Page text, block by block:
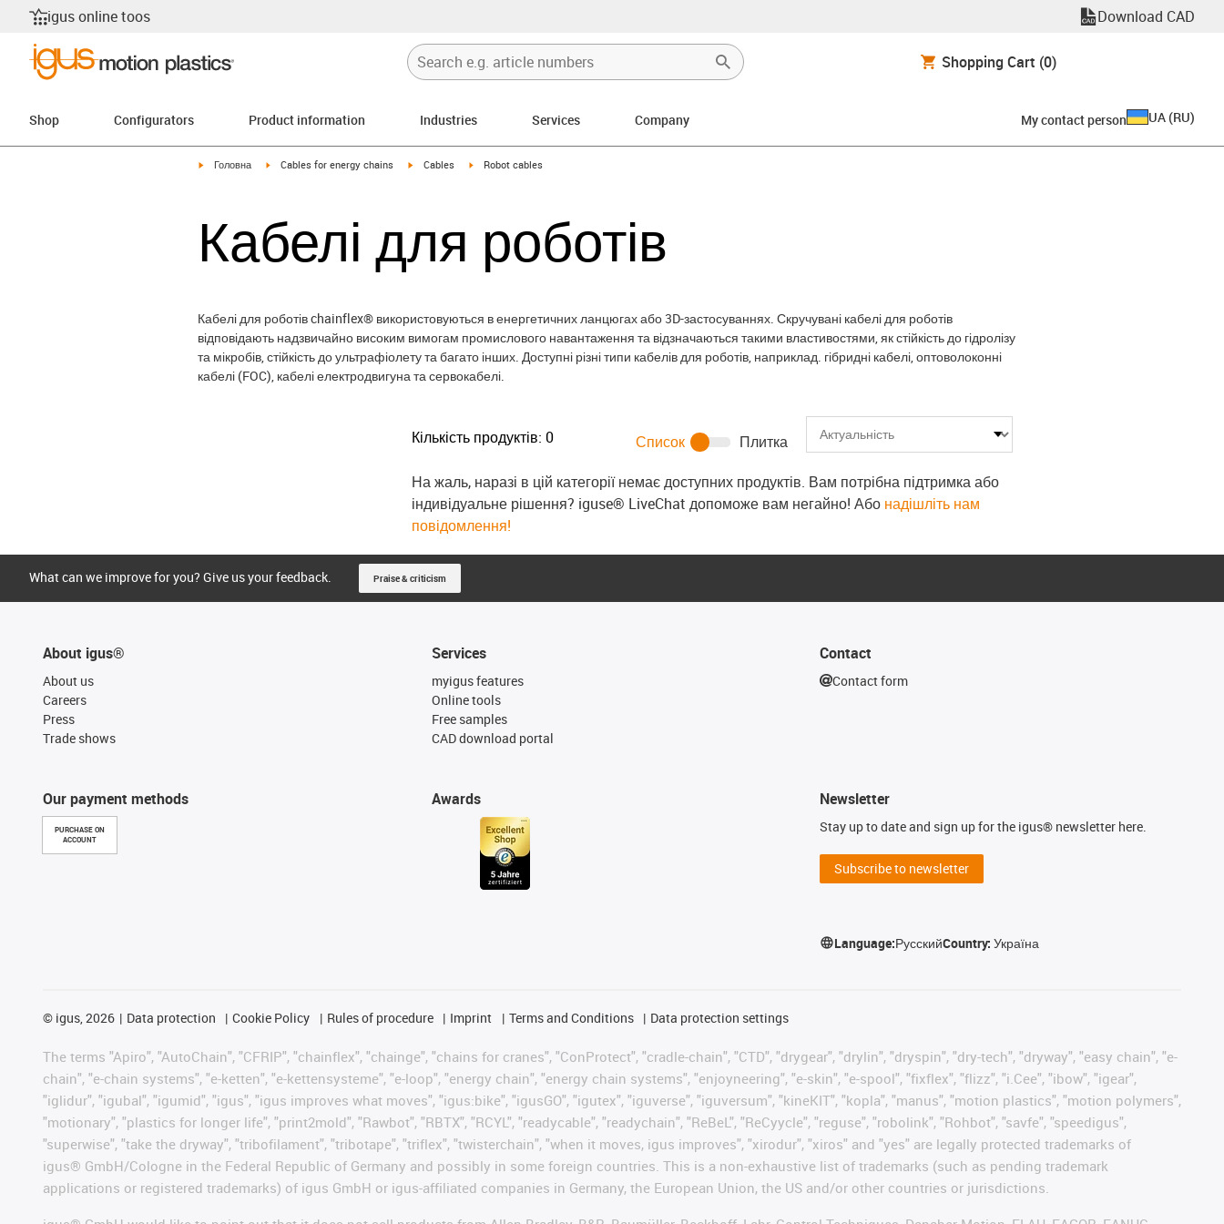
igus online toos Download CAD
Shopping Cart (0)
Shop Configurators Product information Industries Services Company My contact person UA (RU)
igus-icon-arrow-right
Головна igus-icon-arrow-right
Cables for energy chains igus-icon-arrow-right
Cables igus-icon-arrow-right
Robot cables
Кабелі для роботів
Кабелі для роботів chainflex® використовуються в енергетичних ланцюгах або 3D-застосуваннях. Скручувані кабелі для роботів
відповідають надзвичайно високим вимогам промислового навантаження та відзначаються такими властивостями, як стійкість до гідролізу
та мікробів, стійкість до ультрафіолету та багато інших. Доступні різні типи кабелів для роботів, наприклад. гібридні кабелі, оптоволоконні
кабелі (FOC), кабелі електродвигуна та сервокабелі.
Кількість продуктів: 0 Список
Плитка
На жаль, наразі в цій категорії немає доступних продуктів. Вам потрібна підтримка або
індивідуальне рішення? iguse® LiveChat допоможе вам негайно! Або надішліть нам
повідомлення!
What can we improve for you? Give us your feedback. Praise & criticism
About igus®
About us
Careers
Press
Trade shows
Our payment methods
PURCHASE ON
ACCOUNT
Services
myigus features
Online tools
Free samples
CAD download portal
Awards
Contact
Contact form
Newsletter
Stay up to date and sign up for the igus® newsletter here.
Subscribe to newsletter
Language:РусскийCountry:Україна
© igus, 2026 Data protection Cookie Policy Rules of procedure Imprint Terms and Conditions Data protection settings
The terms "Apiro", "AutoChain", "CFRIP", "chainflex", "chainge", "chains for cranes", "ConProtect", "cradle-chain", "CTD", "drygear", "drylin", "dryspin", "dry-tech", "dryway", "easy chain", "e-
chain", "e-chain systems", "e-ketten", "e-kettensysteme", "e-loop", "energy chain", "energy chain systems", "enjoyneering", "e-skin", "e-spool", "fixflex", "flizz", "i.Cee", "ibow", "igear",
"iglidur", "igubal", "igumid", "igus", "igus improves what moves", "igus:bike", "igusGO", "igutex", "iguverse", "iguversum", "kineKIT", "kopla", "manus", "motion plastics", "motion polymers",
"motionary", "plastics for longer life", "print2mold", "Rawbot", "RBTX", "RCYL", "readycable", "readychain", "ReBeL", "ReCyycle", "reguse", "robolink", "Rohbot", "savfe", "speedigus",
"superwise", "take the dryway", "tribofilament", "tribotape", "triflex", "twisterchain", "when it moves, igus improves", "xirodur", "xiros" and "yes" are legally protected trademarks of
igus® GmbH/Cologne in the Federal Republic of Germany and possibly in some foreign countries. This is a non-exhaustive list of trademarks (such as pending trademark
applications or registered trademarks) of igus GmbH or igus-affiliated companies in Germany, the European Union, the US and/or other countries or jurisdictions.